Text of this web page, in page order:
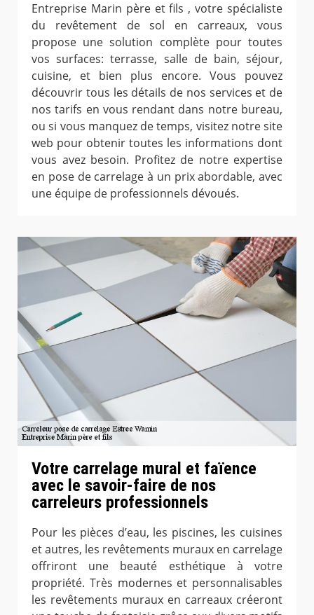
Entreprise Marin père et fils , votre spécialiste
du revêtement de sol en carreaux, vous
propose une solution complète pour toutes
vos surfaces: terrasse, salle de bain, séjour,
cuisine, et bien plus encore. Vous pouvez
découvrir tous les détails de nos services et de
nos tarifs en vous rendant dans notre bureau,
ou si vous manquez de temps, visitez notre site
web pour obtenir toutes les informations dont
vous avez besoin. Profitez de notre expertise
en pose de carrelage à un prix abordable, avec
une équipe de professionnels dévoués.
Votre carrelage mural et faïence
avec le savoir-faire de nos
carreleurs professionnels
Pour les pièces d’eau, les piscines, les cuisines
et autres, les revêtements muraux en carrelage
offriront une beauté esthétique à votre
propriété. Très modernes et personnalisables
les revêtements muraux en carreaux créeront